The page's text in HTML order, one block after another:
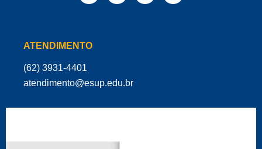
ATENDIMENTO
(62) 3931-4401
‌atendimento@esup.edu.br